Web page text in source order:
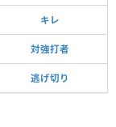
キレ
対強打者
逃げ切り